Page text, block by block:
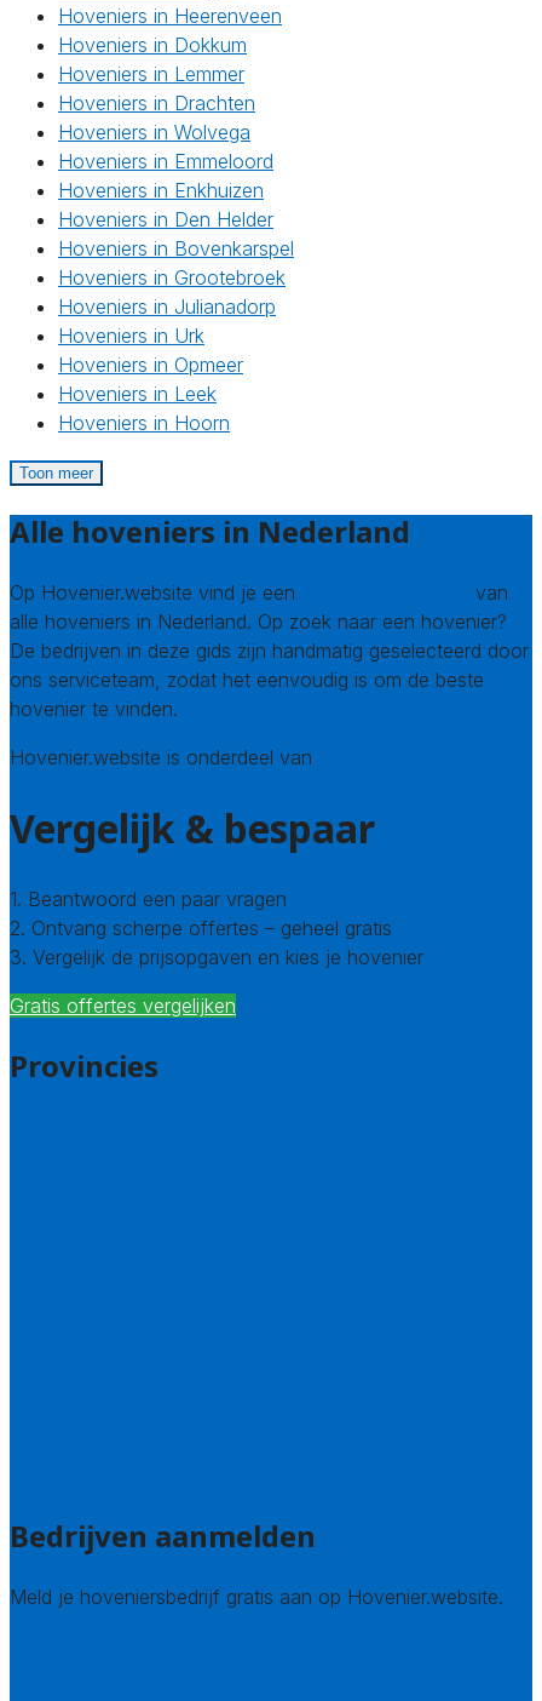
Hoveniers in Heerenveen
Hoveniers in Dokkum
Hoveniers in Lemmer
Hoveniers in Drachten
Hoveniers in Wolvega
Hoveniers in Emmeloord
Hoveniers in Enkhuizen
Hoveniers in Den Helder
Hoveniers in Bovenkarspel
Hoveniers in Grootebroek
Hoveniers in Julianadorp
Hoveniers in Urk
Hoveniers in Opmeer
Hoveniers in Leek
Hoveniers in Hoorn
Toon meer
Alle hoveniers in Nederland
Op Hovenier.website vind je een
van
alle hoveniers in Nederland. Op zoek naar een hovenier?
De bedrijven in deze gids zijn handmatig geselecteerd door
ons serviceteam, zodat het eenvoudig is om de beste
hovenier te vinden.
Hovenier.website is onderdeel van
Vergelijk & bespaar
1. Beantwoord een paar vragen
2. Ontvang scherpe offertes – geheel gratis
3. Vergelijk de prijsopgaven en kies je hovenier
Gratis offertes vergelijken
Provincies
Bedrijven aanmelden
Meld je hoveniersbedrijf gratis aan op Hovenier.website.